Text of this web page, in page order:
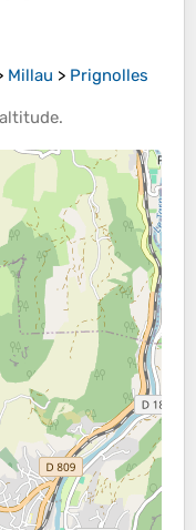
Millau > Prignolles
altitude.